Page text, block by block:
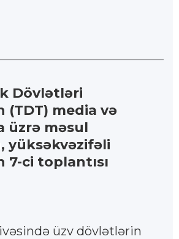
Dövlətləri
(TDT) media və
üzrə məsul
yüksəkvəzifəli
7-ci toplantısı
üzv dövlətlərin